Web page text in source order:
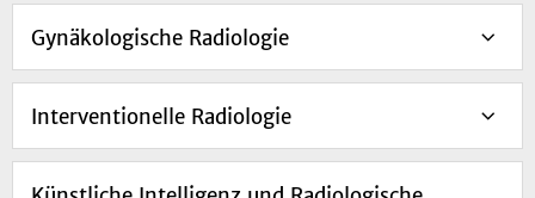
Gynäkologische Radiologie
Interventionelle Radiologie